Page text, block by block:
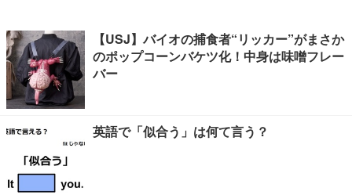
【USJ】バイオの捕食者“リッカー”がまさか
のポップコーンバケツ化！中身は味噌フレー
バー
英語で「似合う」は何て言う？